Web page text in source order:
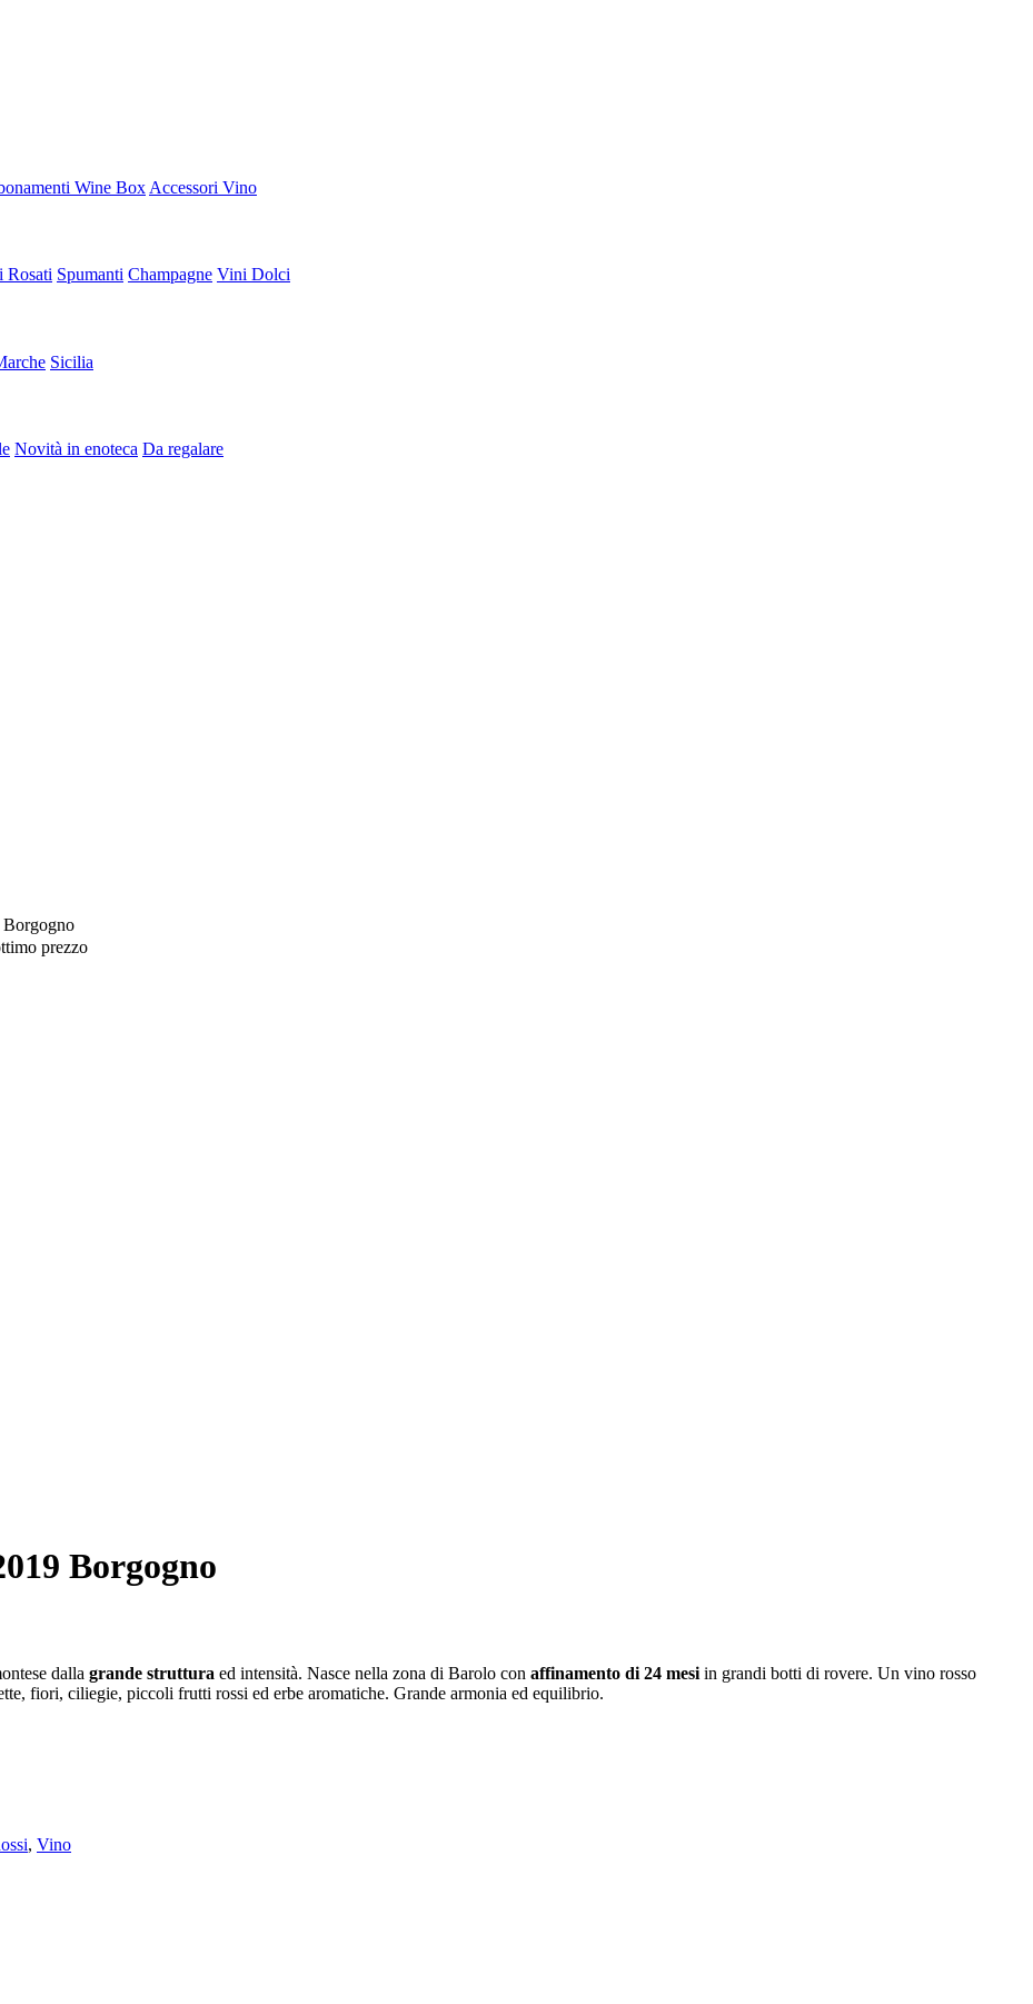
Wine Box Accessori Vino
Rosati Spumanti Champagne Vini Dolci
Sicilia
Novità in enoteca Da regalare
Borgogno
prezzo
Borgogno
dalla grande struttura ed intensità. Nasce nella zona di Barolo con affinamento di 24 mesi in grandi botti di rovere. Un vino rosso
fiori, ciliegie, piccoli frutti rossi ed erbe aromatiche. Grande armonia ed equilibrio.
, Vino